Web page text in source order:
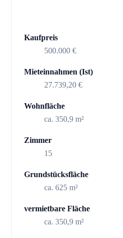
Kaufpreis
500.000 €
Mieteinnahmen (Ist)
27.739,20 €
Wohnfläche
ca. 350,9 m²
Zimmer
15
Grundstücksfläche
ca. 625 m²
vermietbare Fläche
ca. 350,9 m²